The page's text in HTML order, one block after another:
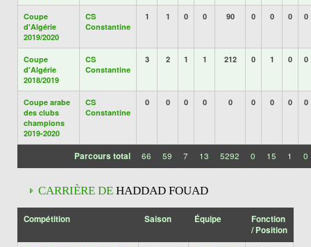
Coupe
d'Algérie
2019/2020
CS
Constantine
1 1 0 0 90 0 0 0 0
Coupe
d'Algérie
2018/2019
CS
Constantine
3 2 1 1 212 0 1 0 0
Coupe arabe
des clubs
champions
2019-2020
CS
Constantine
0 0 0 0 0 0 0 0 0
Parcours total 66 59 7 13 5292 0 15 1 0
CARRIÈRE DE HADDAD FOUAD
Compétition Saison Équipe
Fonction
/ Position